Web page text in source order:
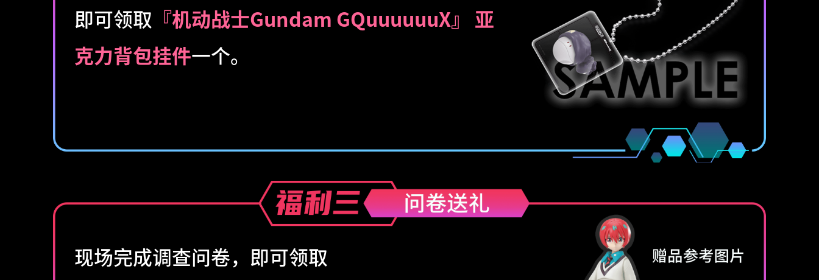
即可领取 『机动战士Gundam GQuuuuuuX』 亚
克力背包挂件一个。
现场完成调查问卷，即可领取